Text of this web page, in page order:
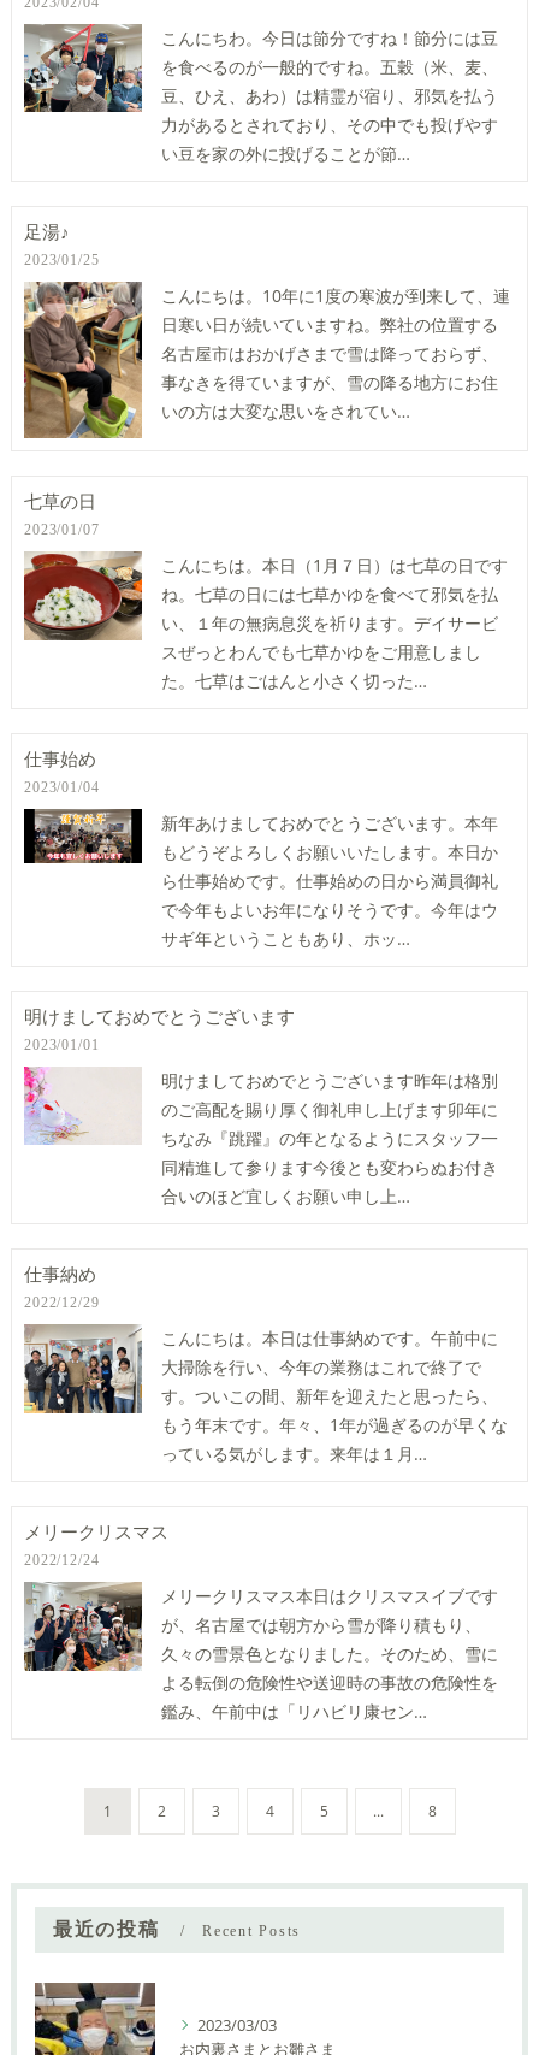
こんにちわ。今日は節分ですね！節分には豆
を食べるのが一般的ですね。五穀（米、麦、
豆、ひえ、あわ）は精霊が宿り、邪気を払う
力があるとされており、その中でも投げやす
い豆を家の外に投げることが節…
足湯♪
2023/01/25
こんにちは。10年に1度の寒波が到来して、連
日寒い日が続いていますね。弊社の位置する
名古屋市はおかげさまで雪は降っておらず、
事なきを得ていますが、雪の降る地方にお住
いの方は大変な思いをされてい…
七草の日
2023/01/07
こんにちは。本日（1月７日）は七草の日です
ね。七草の日には七草かゆを食べて邪気を払
い、１年の無病息災を祈ります。デイサービ
スぜっとわんでも七草かゆをご用意しまし
た。七草はごはんと小さく切った…
仕事始め
2023/01/04
新年あけましておめでとうございます。本年
もどうぞよろしくお願いいたします。本日か
ら仕事始めです。仕事始めの日から満員御礼
で今年もよいお年になりそうです。今年はウ
サギ年ということもあり、ホッ…
明けましておめでとうございます
2023/01/01
明けましておめでとうございます昨年は格別
のご高配を賜り厚く御礼申し上げます卯年に
ちなみ『跳躍』の年となるようにスタッフ一
同精進して参ります今後とも変わらぬお付き
合いのほど宜しくお願い申し上…
仕事納め
2022/12/29
こんにちは。本日は仕事納めです。午前中に
大掃除を行い、今年の業務はこれで終了で
す。ついこの間、新年を迎えたと思ったら、
もう年末です。年々、1年が過ぎるのが早くな
っている気がします。来年は１月…
メリークリスマス
2022/12/24
メリークリスマス本日はクリスマスイブです
が、名古屋では朝方から雪が降り積もり、
久々の雪景色となりました。そのため、雪に
よる転倒の危険性や送迎時の事故の危険性を
鑑み、午前中は「リハビリ康セン…
1 2 3 4 5 ... 8
最近の投稿 Recent Posts
2023/03/03
お内裏さまとお雛さま